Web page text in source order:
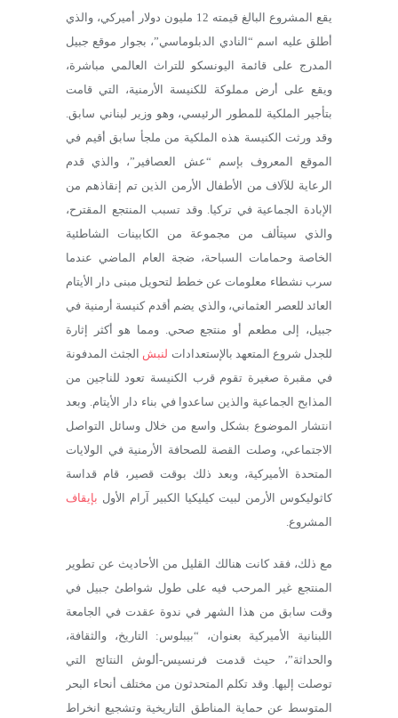
يقع المشروع البالغ قيمته 12 مليون دولار أميركي، والذي
أطلق عليه اسم “النادي الدبلوماسي”، بجوار موقع جبيل
المدرج على قائمة اليونسكو للتراث العالمي مباشرة،
ويقع على أرض مملوكة للكنيسة الأرمنية، التي قامت
بتأجير الملكية للمطور الرئيسي، وهو وزير لبناني سابق.
وقد ورثت الكنيسة هذه الملكية من ملجأ سابق أقيم في
الموقع المعروف بإسم “عش العصافير”، والذي قدم
الرعاية للآلاف من الأطفال الأرمن الذين تم إنقاذهم من
الإبادة الجماعية في تركيا. وقد تسبب المنتجع المقترح،
والذي سيتألف من مجموعة من الكابينات الشاطئية
الخاصة وحمامات السباحة، ضجة العام الماضي عندما
سرب نشطاء معلومات عن خطط لتحويل مبنى دار الأيتام
العائد للعصر العثماني، والذي يضم أقدم كنيسة أرمنية في
جبيل، إلى مطعم أو منتجع صحي. ومما هو أكثر إثارة
للجدل شروع المتعهد بالإستعدادات لنبش الجثث المدفونة
في مقبرة صغيرة تقوم قرب الكنيسة تعود للناجين من
المذابح الجماعية والذين ساعدوا في بناء دار الأيتام. وبعد
انتشار الموضوع بشكل واسع من خلال وسائل التواصل
الاجتماعي، وصلت القصة للصحافة الأرمنية في الولايات
المتحدة الأميركية، وبعد ذلك بوقت قصير، قام قداسة
كاثوليكوس الأرمن لبيت كيليكيا الكبير آرام الأول بإيقاف
المشروع.
مع ذلك، فقد كانت هنالك القليل من الأحاديث عن تطوير
المنتجع غير المرحب فيه على طول شواطئ جبيل في
وقت سابق من هذا الشهر في ندوة عقدت في الجامعة
اللبنانية الأميركية بعنوان، “بيبلوس: التاريخ، والثقافة،
والحداثة”، حيث قدمت فرنسيس-ألوش النتائج التي
توصلت إليها. وقد تكلم المتحدثون من مختلف أنحاء البحر
المتوسط عن حماية المناطق التاريخية وتشجيع انخراط